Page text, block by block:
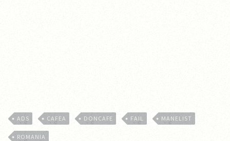
ADS CAFEA DONCAFE FAIL MANELIST
ROMANIA